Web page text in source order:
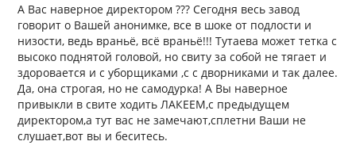
А Вас наверное директором ??? Сегодня весь завод
говорит о Вашей анонимке, все в шоке от подлости и
низости, ведь враньё, всё враньё!!! Тутаева может тетка с
высоко поднятой головой, но свиту за собой не тягает и
здоровается и с уборщиками ,с с дворниками и так далее.
Да, она строгая, но не самодурка! А Вы наверное
привыкли в свите ходить ЛАКЕЕМ,с предыдущем
директором,а тут вас не замечают,сплетни Ваши не
слушает,вот вы и беситесь.